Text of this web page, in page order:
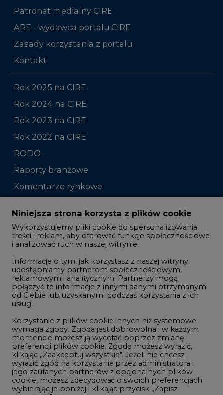
Patronat medialny CIRE
ARE - wydawca portalu CIRE
Zasady korzystania z portalu
Kontakt
Rok 2025 na CIRE
Rok 2024 na CIRE
Rok 2023 na CIRE
Rok 2022 na CIRE
RODO
Raporty branżowe
Komentarze rynkowe
Zmiany kadrowe na rynku
Studio CIRE
Rozmowy o energetyce
Gospodarka
Geopolityka
LTE450
Innowacje i AI
Telekomunikacja i IT
Handel emisjami CO2
Wodór
Górnictwo
Niniejsza strona korzysta z plików cookie
Wykorzystujemy pliki cookie do spersonalizowania
treści i reklam, aby oferować funkcje społecznościowe
i analizować ruch w naszej witrynie.
Informacje o tym, jak korzystasz z naszej witryny,
udostępniamy partnerom społecznościowym,
reklamowym i analitycznym. Partnerzy mogą
połączyć te informacje z innymi danymi otrzymanymi
od Ciebie lub uzyskanymi podczas korzystania z ich
usług.
Korzystanie z plików cookie innych niż systemowe
wymaga zgody. Zgoda jest dobrowolna i w każdym
momencie możesz ją wycofać poprzez zmianę
preferencji plików cookie. Zgodę możesz wyrazić,
klikając „Zaakceptuj wszystkie". Jeżeli nie chcesz
wyrazić zgód na korzystanie przez administratora i
jego zaufanych partnerów z opcjonalnych plików
cookie, możesz zdecydować o swoich preferencjach
wybierając je poniżej i klikając przycisk „Zapisz